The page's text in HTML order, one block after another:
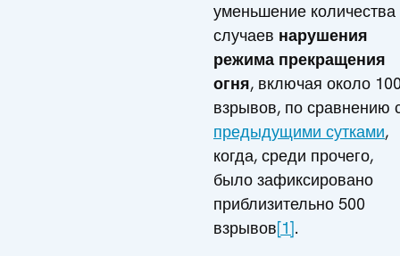
уменьшение количества
случаев нарушения
режима прекращения
огня, включая около
взрывов, по сравнению
предыдущими сутками,
когда, среди прочего,
было зафиксировано
приблизительно 500
взрывов[1].